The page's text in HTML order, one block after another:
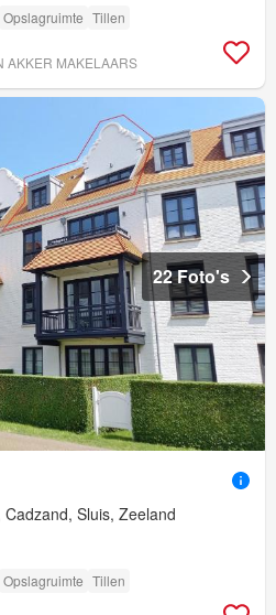
Opslagruimte Tillen
AKKER MAKELAARS
22 Foto's
Sluis, Zeeland
Opslagruimte Tillen